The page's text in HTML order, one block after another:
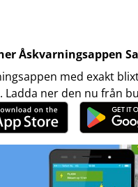
Åskvarningsappen
med exakt
Ladda ner den nu från